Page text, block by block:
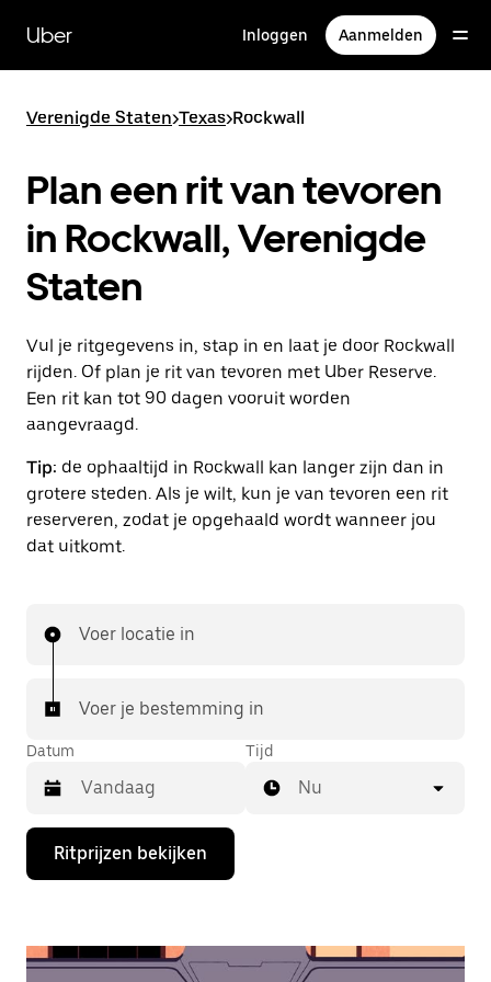
naar
hoofdinhoud
Uber Inloggen Aanmelden
Verenigde Staten>Texas>Rockwall
Plan een rit van tevoren
in Rockwall, Verenigde
Staten
Vul je ritgegevens in, stap in en laat je door Rockwall
rijden. Of plan je rit van tevoren met Uber Reserve.
Een rit kan tot 90 dagen vooruit worden
aangevraagd.
Tip: de ophaaltijd in Rockwall kan langer zijn dan in
grotere steden. Als je wilt, kun je van tevoren een rit
reserveren, zodat je opgehaald wordt wanneer jou
dat uitkomt.
Voer locatie in
Voer je bestemming in
Datum
Druk
de
de
Tijd
Nu
Ritprijzen bekijken